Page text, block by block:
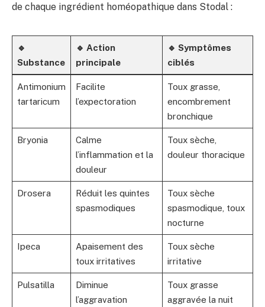
de chaque ingrédient homéopathique dans Stodal :
🔹
Substance
🔹 Action
principale
🔹 Symptômes
ciblés
Antimonium
tartaricum
Facilite
l’expectoration
Toux grasse,
encombrement
bronchique
Bryonia
Calme
l’inflammation et la
douleur
Toux sèche,
douleur thoracique
Drosera
Réduit les quintes
spasmodiques
Toux sèche
spasmodique, toux
nocturne
Ipeca
Apaisement des
toux irritatives
Toux sèche
irritative
Pulsatilla
Diminue
l’aggravation
Toux grasse
aggravée la nuit